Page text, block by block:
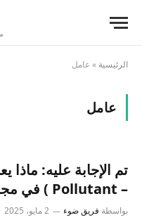
الرئيسية » عامل
عامل
تم الإجابة عليه:
– Pollutant ) في مجال الجغرافيا؟
بواسطة فريق ضوء 2 مايو، 2025